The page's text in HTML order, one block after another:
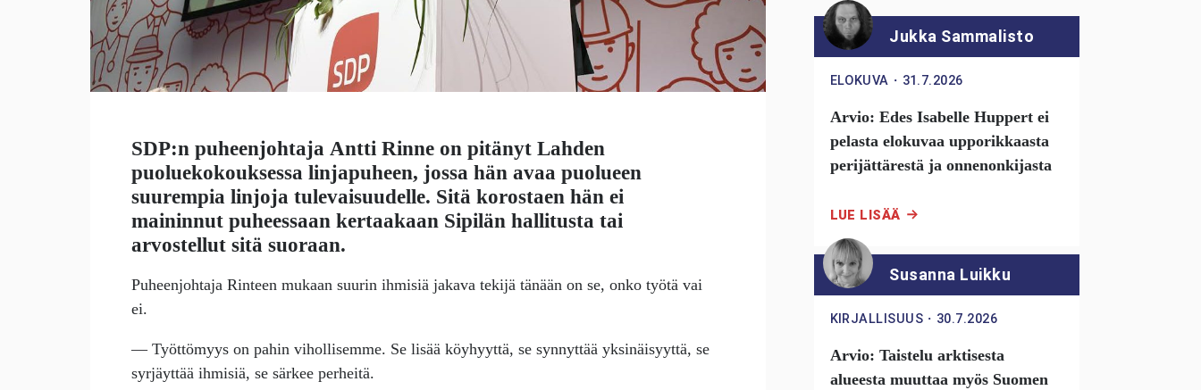
SDP:n puheenjohtaja Antti Rinne on pitänyt Lahden
puoluekokouksessa linjapuheen, jossa hän avaa puolueen
suurempia linjoja tulevaisuudelle. Sitä korostaen hän ei
maininnut puheessaan kertaakaan Sipilän hallitusta tai
arvostellut sitä suoraan.
Puheenjohtaja Rinteen mukaan suurin ihmisiä jakava tekijä tänään on se, onko työtä vai
ei.
— Työttömyys on pahin vihollisemme. Se lisää köyhyyttä, se synnyttää yksinäisyyttä, se
syrjäyttää ihmisiä, se särkee perheitä.
Jukka Sammalisto
ELOKUVA ・ 31.7.2026
Arvio: Edes Isabelle Huppert ei
pelasta elokuvaa upporikkaasta
perijättärestä ja onnenonkijasta
LUE LISÄÄ
Susanna Luikku
KIRJALLISUUS ・ 30.7.2026
Arvio: Taistelu arktisesta
alueesta muuttaa myös Suomen